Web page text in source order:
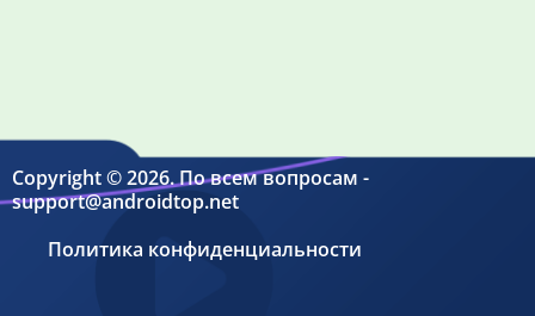
Copyright © 2026. По всем вопросам -
support@androidtop.net
Политика конфиденциальности